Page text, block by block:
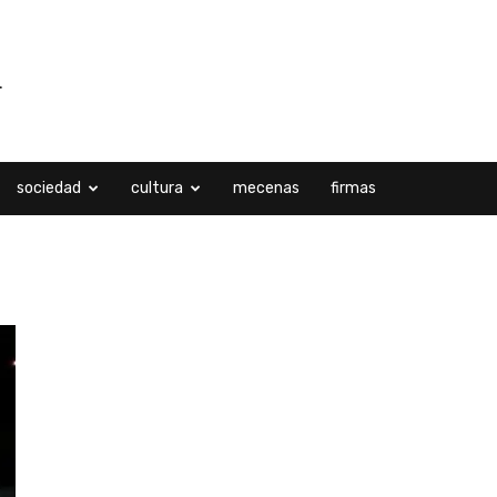
sociedad cultura mecenas firmas